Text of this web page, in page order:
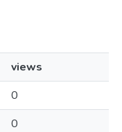
views
0
0